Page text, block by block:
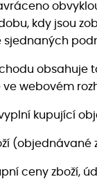
kdy jsou
webovém
vyplní kupující
ceny zboží,